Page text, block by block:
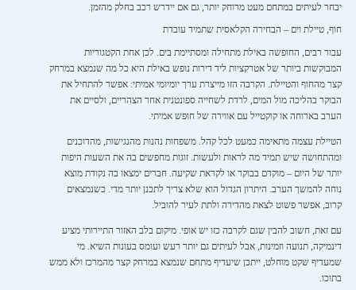
יבחר לעיתים במתחם מעט מרוחק יותר, גם אם יידרש רכב בחלק מהזמן.
חוף, טיילת וים – הבחירה הקלאסית שתמיד עובדת
עבור רבים, החופשה באילת מתחילה ומסתיימת בים. לכן אחת הקטגוריות
המבוקשות ביותר של אטרקציות ליד דירות נופש באילת היא כל מה שנמצא במרחק
קצר מהחוף והטיילת. הקרבה הזו מייצרת ערך יומיומי אמיתי: אפשר להתחיל את
הבוקר בהליכה מול המים, לרדת לשחייה ספונטנית אחר הצהריים, ולסיים את
הערב בארוחה או קוקטייל עם אווירה של חופש אמיתי.
הטיילת עצמה מתאימה כמעט לכל קהל. משפחות נהנות מהנגישות, מהדוכנים
ומהתחושה שיש תמיד מה לראות ולעשות. זוגות מחפשים בה את השעות היפות
יותר של היום – מוקדם בבוקר או לקראת שקיעה. חברים ימצאו בה נקודת מוצא
נוחה להמשך הערב. היתרון הגדול הוא שלא צריך לתכנן יותר מדי. כשנמצאים
קרוב, אפשר פשוט לצאת מהדירה ולתת לעיר להוביל.
עם זאת, חשוב להבין שגם לקרבה כזו יש אופי. מיקום בלב האזור התיירותי מציע
דינמיקה, תנועה וזמינות, אבל לעיתים גם יותר רעש ועומס בעונות השיא. מי
שמעדיף שקט מוחלט, ייתכן שיעדיף מתחם שנמצא במרחק קצר מהמרכז ולא ממש
בתוכו.